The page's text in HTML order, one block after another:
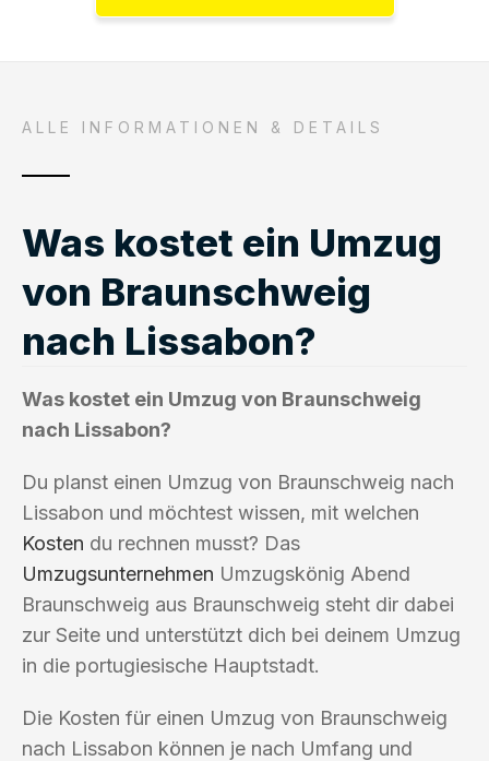
ALLE INFORMATIONEN & DETAILS
Was kostet ein Umzug
von Braunschweig
nach Lissabon?
Was kostet ein Umzug von Braunschweig
nach Lissabon?
Du planst einen Umzug von Braunschweig nach
Lissabon und möchtest wissen, mit welchen
Kosten du rechnen musst? Das
Umzugsunternehmen Umzugskönig Abend
Braunschweig aus Braunschweig steht dir dabei
zur Seite und unterstützt dich bei deinem Umzug
in die portugiesische Hauptstadt.
Die Kosten für einen Umzug von Braunschweig
nach Lissabon können je nach Umfang und